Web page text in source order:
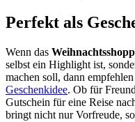
Perfekt als
Wenn das
selbst ein Highlight ist,
machen soll, dann
Geschenkidee. Ob für
Gutschein für eine Reise
bringt nicht nur Vorfreude,